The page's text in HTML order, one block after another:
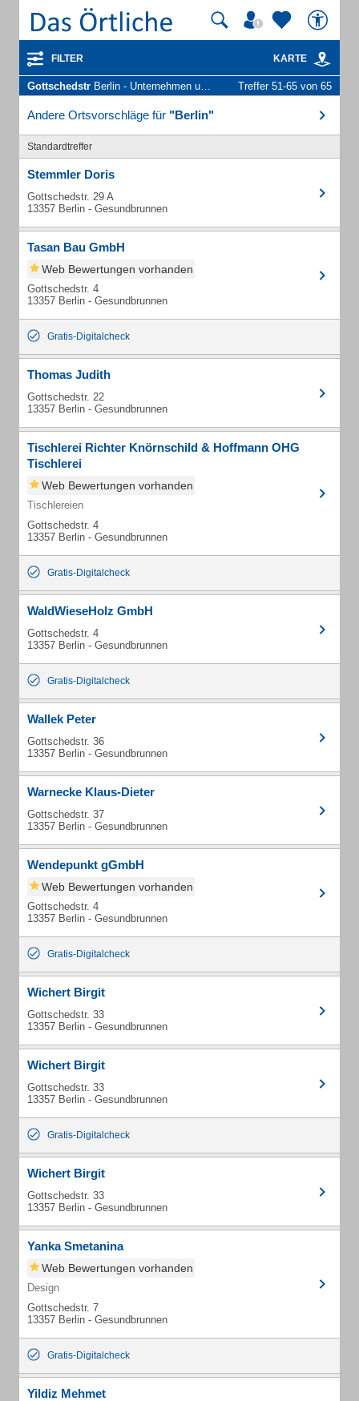
FILTER KARTE
Gottschedstr Berlin - Unternehmen und Personen Treffer 51-65 von 65
Andere Ortsvorschläge für "Berlin"
Standardtreffer
Stemmler Doris
Gottschedstr. 29 A
13357 Berlin - Gesundbrunnen
Tasan Bau GmbH
Web Bewertungen vorhanden
Gottschedstr. 4
13357 Berlin - Gesundbrunnen
Gratis-Digitalcheck
Thomas Judith
Gottschedstr. 22
13357 Berlin - Gesundbrunnen
Tischlerei Richter Knörnschild & Hoffmann OHG
Tischlerei
Web Bewertungen vorhanden
Tischlereien
Gottschedstr. 4
13357 Berlin - Gesundbrunnen
Gratis-Digitalcheck
WaldWieseHolz GmbH
Gottschedstr. 4
13357 Berlin - Gesundbrunnen
Gratis-Digitalcheck
Wallek Peter
Gottschedstr. 36
13357 Berlin - Gesundbrunnen
Warnecke Klaus-Dieter
Gottschedstr. 37
13357 Berlin - Gesundbrunnen
Wendepunkt gGmbH
Web Bewertungen vorhanden
Gottschedstr. 4
13357 Berlin - Gesundbrunnen
Gratis-Digitalcheck
Wichert Birgit
Gottschedstr. 33
13357 Berlin - Gesundbrunnen
Wichert Birgit
Gottschedstr. 33
13357 Berlin - Gesundbrunnen
Gratis-Digitalcheck
Wichert Birgit
Gottschedstr. 33
13357 Berlin - Gesundbrunnen
Yanka Smetanina
Web Bewertungen vorhanden
Design
Gottschedstr. 7
13357 Berlin - Gesundbrunnen
Gratis-Digitalcheck
Yildiz Mehmet